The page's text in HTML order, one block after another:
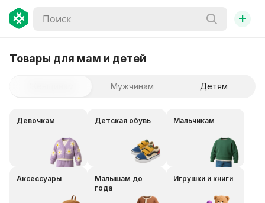
+
Товары для мам и детей
Мужчинам Детям
Девочкам Детская обувь Мальчикам
Аксессуары
Малышам до
года
Игрушки и книги